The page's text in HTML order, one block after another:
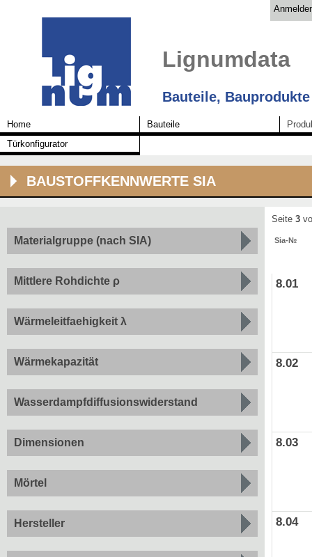
Lignumdata
Bauteile,
Home Bauteile
Türkonfigurator
BAUSTOFFKENNWERTE SIA
Materialgruppe (nach SIA)
Mittlere Rohdichte ρ
Wärmeleitfaehigkeit λ
Wärmekapazität
Wasserdampfdiffusionswiderstand
Dimensionen
Mörtel
Hersteller
Seite 3
Sia-№
8.01
8.02
8.03
8.04